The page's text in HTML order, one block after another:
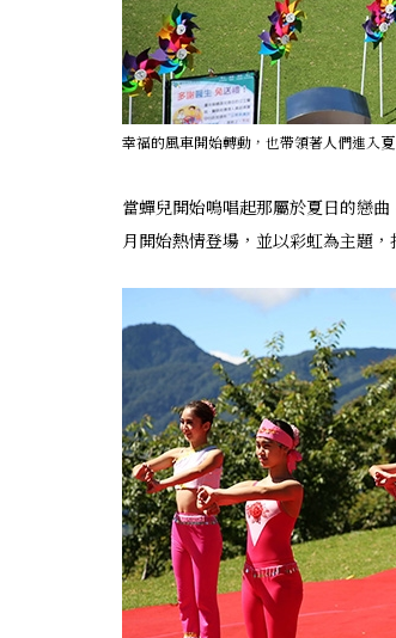
幸福的風車開始轉動，也帶領著人們進入
當蟬兒開始鳴唱起那屬於夏日的戀
月開始熱情登場，並以彩虹為主題